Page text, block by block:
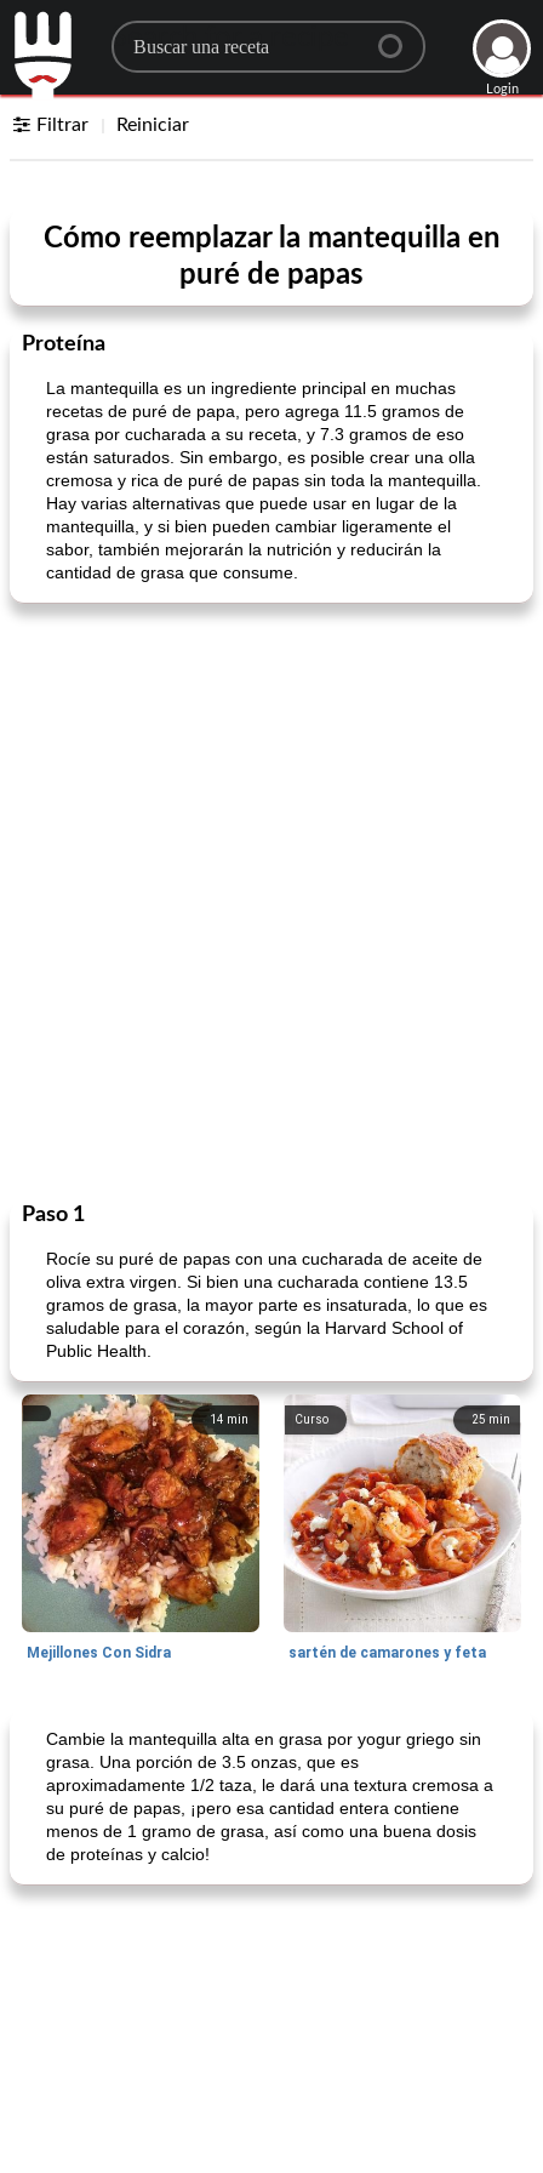
Search for a recipe
Login
Filtrar Reiniciar
Cómo reemplazar la mantequilla en
puré de papas
Proteína
La mantequilla es un ingrediente principal en muchas
recetas de puré de papa, pero agrega 11.5 gramos de
grasa por cucharada a su receta, y 7.3 gramos de eso
están saturados. Sin embargo, es posible crear una olla
cremosa y rica de puré de papas sin toda la mantequilla.
Hay varias alternativas que puede usar en lugar de la
mantequilla, y si bien pueden cambiar ligeramente el
sabor, también mejorarán la nutrición y reducirán la
cantidad de grasa que consume.
Paso 1
Rocíe su puré de papas con una cucharada de aceite de
oliva extra virgen. Si bien una cucharada contiene 13.5
gramos de grasa, la mayor parte es insaturada, lo que es
saludable para el corazón, según la Harvard School of
Public Health.
14 min
Mejillones Con Sidra
25 min
Curso
sartén de camarones y feta
Cambie la mantequilla alta en grasa por yogur griego sin
grasa. Una porción de 3.5 onzas, que es
aproximadamente 1/2 taza, le dará una textura cremosa a
su puré de papas, ¡pero esa cantidad entera contiene
menos de 1 gramo de grasa, así como una buena dosis
de proteínas y calcio!